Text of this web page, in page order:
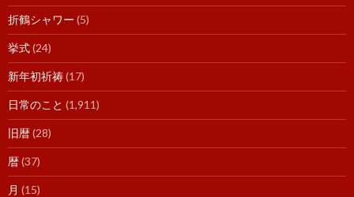
折鶴シャワー (5)
挙式(24)
新年初祈祷(17)
日常のこと (1,911)
旧暦(28)
暦(37)
月 (15)